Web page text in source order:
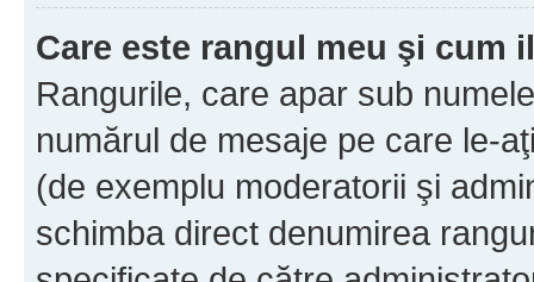
Care este rangul meu şi cum
Rangurile, care apar sub
numărul de mesaje pe care le-
(de exemplu moderatorii şi
schimba direct denumirea